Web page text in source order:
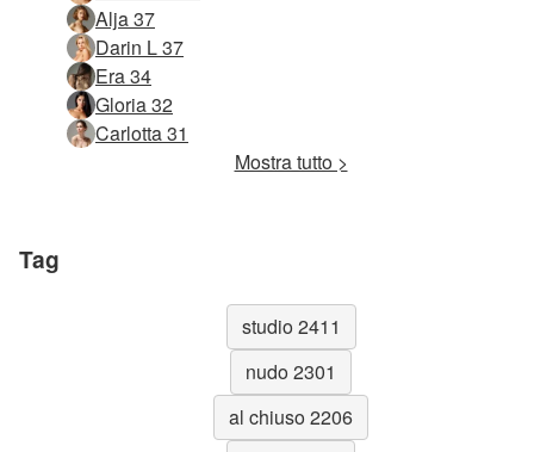
Alja 37
Darin L 37
Era 34
Gloria 32
Carlotta 31
Mostra tutto >
Tag
studio 2411
nudo 2301
al chiuso 2206